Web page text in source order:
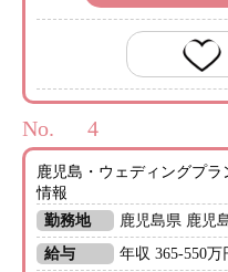
No.
鹿児島・ウェディングプ
情報
勤務地
鹿児島県 鹿児
給与
年収 365-550万